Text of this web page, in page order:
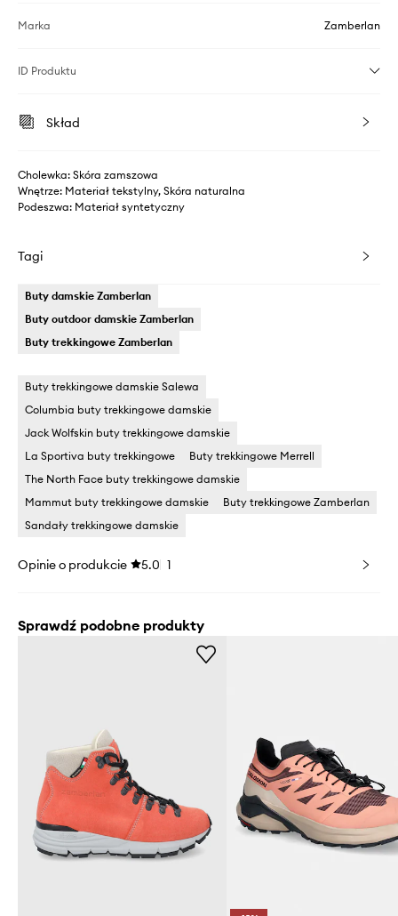
Marka Zamberlan
ID Produktu
Skład
Cholewka: Skóra zamszowa
Wnętrze: Materiał tekstylny, Skóra naturalna
Podeszwa: Materiał syntetyczny
Tagi
Buty damskie Zamberlan
Buty outdoor damskie Zamberlan
Buty trekkingowe Zamberlan
Buty trekkingowe damskie Salewa
Columbia buty trekkingowe damskie
Jack Wolfskin buty trekkingowe damskie
La Sportiva buty trekkingowe
Buty trekkingowe Merrell
The North Face buty trekkingowe damskie
Mammut buty trekkingowe damskie
Buty trekkingowe Zamberlan
Sandały trekkingowe damskie
Opinie o produkcie 5.0 1
Sprawdź podobne produkty